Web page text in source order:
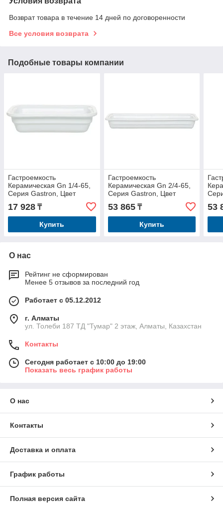
Возврат товара в течение 14 дней по договоренности
Все условия возврата
Подобные товары компании
Гастроемкость
Керамическая Gn 1/4-65,
Серия Gastron, Цвет
Белый 341605
17 928 ₸
Купить
Гастроемкость
Керамическая Gn 2/4-65,
Серия Gastron, Цвет
Белый 340205
53 865₸
Купить
53
О нас
Рейтинг не сформирован
Менее 5 отзывов за последний год
Работает с 05.12.2012
г. Алматы
ул. Толеби 187 ТД "Тумар" 2 этаж, Алматы, Казахстан
Контакты
Сегодня работает с 10:00 до 19:00
Показать весь график работы
О нас
Контакты
Доставка и оплата
График работы
Полная версия сайта